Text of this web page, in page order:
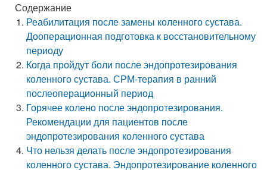
Содержание
Реабилитация после замены коленного сустава.
Дооперационная подготовка к восстановительному
периоду
Когда пройдут боли после эндопротезирования
коленного сустава. СРМ-терапия в ранний
послеоперационный период
Горячее колено после эндопротезирования.
Рекомендации для пациентов после
эндопротезирования коленного сустава
Что нельзя делать после эндопротезирования
коленного сустава. Эндопротезирование коленного